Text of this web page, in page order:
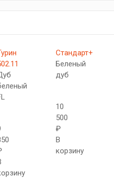
Стандарт+
Беленый
дуб
10
500
₽
В
корзину